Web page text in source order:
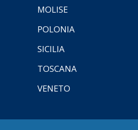
MOLISE
POLONIA
SICILIA
TOSCANA
VENETO